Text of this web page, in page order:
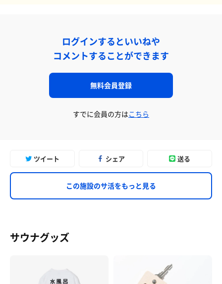
ログインするといいねや
コメントすることができます
無料会員登録
すでに会員の方はこちら
ツイート シェア 送る
この施設のサ活をもっと見る
サウナグッズ